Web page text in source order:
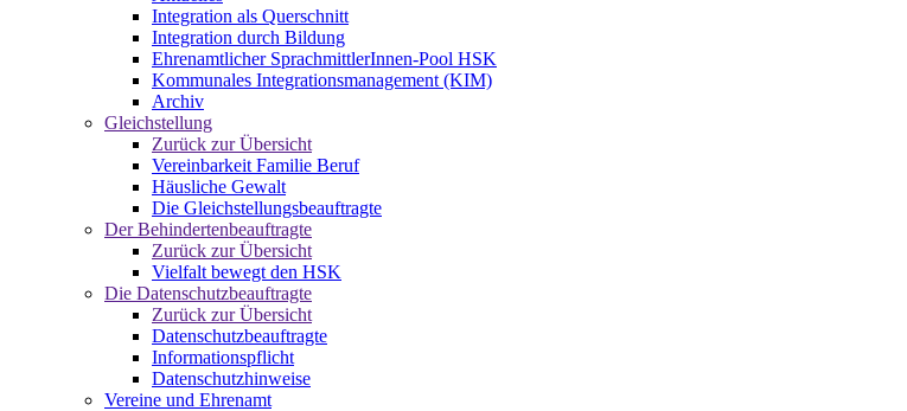
Integration als Querschnitt
Integration durch Bildung
Ehrenamtlicher SprachmittlerInnen-Pool HSK
Kommunales Integrationsmanagement (KIM)
Archiv
Gleichstellung
Zurück zur Übersicht
Vereinbarkeit Familie Beruf
Häusliche Gewalt
Die Gleichstellungsbeauftragte
Der Behindertenbeauftragte
Zurück zur Übersicht
Vielfalt bewegt den HSK
Die Datenschutzbeauftragte
Zurück zur Übersicht
Datenschutzbeauftragte
Informationspflicht
Datenschutzhinweise
Vereine und Ehrenamt